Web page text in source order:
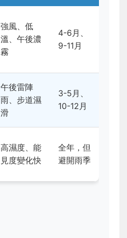
強風、低
溫、午後濃
霧
4-6月、
9-11月
午後雷陣
雨、步道濕
滑
3-5月、
10-12月
高濕度、能
見度變化快
全年，但
避開雨季